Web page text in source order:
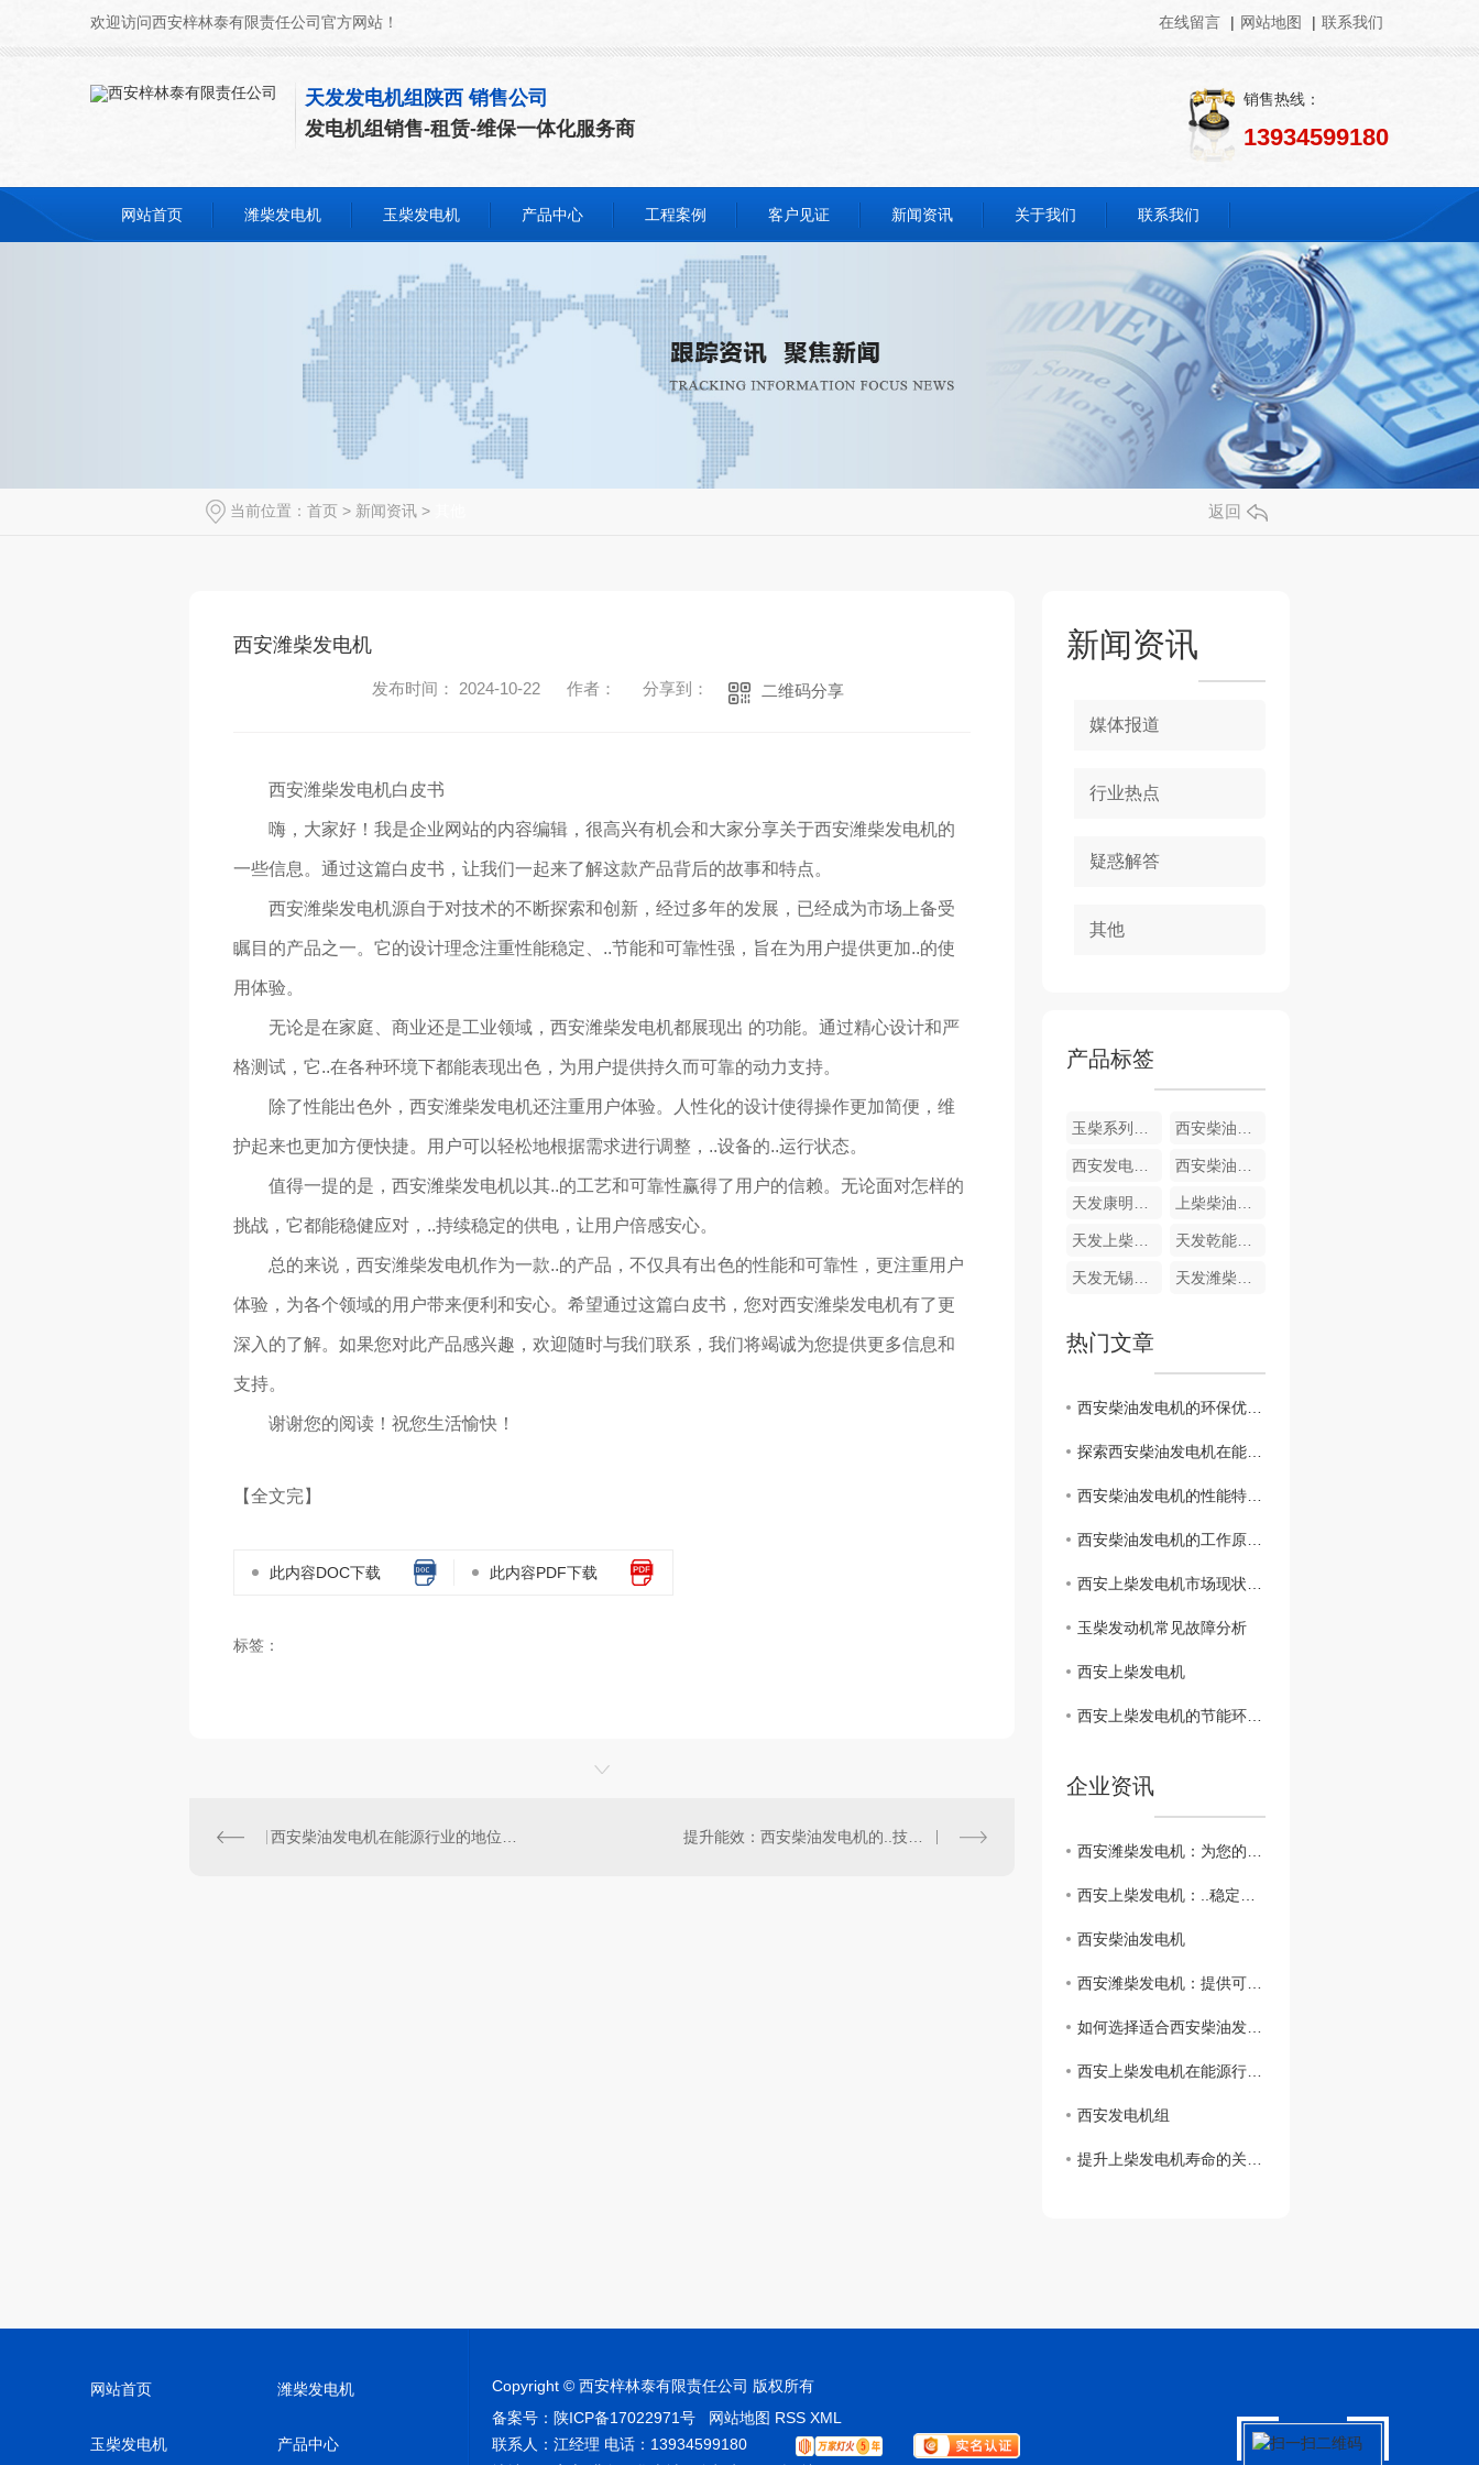
欢迎访问西安梓林泰有限责任公司官方网站！ 在线留言 | 网站地图 | 联系我们
天发发电机组陕西 销售公司
发电机组销售-租赁-维保一体化服务商
销售热线：
13934599180
网站首页 潍柴发电机 玉柴发电机 产品中心 工程案例 客户见证 新闻资讯 关于我们 联系我们
当前位置： 首页 > 新闻资讯 > 返回
西安潍柴发电机
发布时间： 2024-10-22 作者： 分享到： 二维码分享
西安潍柴发电机白皮书
嗨，大家好！我是企业网站的内容编辑，很高兴有机会和大家分享关于西安潍柴发电机的
一些信息。通过这篇白皮书，让我们一起来了解这款产品背后的故事和特点。
西安潍柴发电机源自于对技术的不断探索和创新，经过多年的发展，已经成为市场上备受
瞩目的产品之一。它的设计理念注重性能稳定、..节能和可靠性强，旨在为用户提供更加..的使
用体验。
无论是在家庭、商业还是工业领域，西安潍柴发电机都展现出 的功能。通过精心设计和严
格测试，它..在各种环境下都能表现出色，为用户提供持久而可靠的动力支持。
除了性能出色外，西安潍柴发电机还注重用户体验。人性化的设计使得操作更加简便，维
护起来也更加方便快捷。用户可以轻松地根据需求进行调整，..设备的..运行状态。
值得一提的是，西安潍柴发电机以其..的工艺和可靠性赢得了用户的信赖。无论面对怎样的
挑战，它都能稳健应对，..持续稳定的供电，让用户倍感安心。
总的来说，西安潍柴发电机作为一款..的产品，不仅具有出色的性能和可靠性，更注重用户
体验，为各个领域的用户带来便利和安心。希望通过这篇白皮书，您对西安潍柴发电机有了更
深入的了解。如果您对此产品感兴趣，欢迎随时与我们联系，我们将竭诚为您提供更多信息和
支持。
谢谢您的阅读！祝您生活愉快！
【全文完】
此内容DOC下载 此内容PDF下载
标签：
西安柴油发电机在能源行业的地位和作用分析 提升能效：西安柴油发电机的..技术革新
新闻资讯
媒体报道
行业热点
疑惑解答
其他
产品标签
玉柴系列发电机组 西安柴油发电机组玉柴柴油发电机组
西安发电机组天发玉柴系列 西安柴油发电机组康明斯
天发康明斯系列发电机组 上柴柴油发电机组
天发上柴系列发电机组 天发乾能系列发电机组
天发无锡动力系列发电机组 天发潍柴动力系列发电机组
热门文章
西安柴油发电机的环保优势与未来发展趋势解析
探索西安柴油发电机在能源行业中的地位和发展前景
西安柴油发电机的性能特点及维护保养指南
西安柴油发电机的工作原理和应用领域分析
西安上柴发电机市场现状分析和竞争对手比较
玉柴发动机常见故障分析
西安上柴发电机
西安上柴发电机的节能环保特点及可持续发展意义
企业资讯
西安潍柴发电机：为您的电力需求提供持久动力
西安上柴发电机：..稳定的发电设备选择
西安柴油发电机
西安潍柴发电机：提供可靠的能源解决方案
如何选择适合西安柴油发电机的性能参数及配套设备
西安上柴发电机在能源行业中的地位与前景展望
西安发电机组
提升上柴发电机寿命的关键维护技巧
网站首页 潍柴发电机
玉柴发电机 产品中心
Copyright © 西安梓林泰有限责任公司 版权所有
备案号： 陕ICP备17022971号 网站地图 RSS XML
联系人：江经理 电话：13934599180